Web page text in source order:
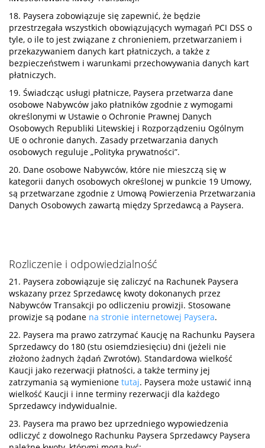
18. Paysera zobowiązuje się zapewnić, że będzie
przestrzegała wszystkich obowiązujących wymagań PCI DSS o
tyle, o ile to jest związane z chronieniem, przetwarzaniem i
przekazywaniem danych kart płatniczych, a także z
bezpieczeństwem i warunkami przechowywania danych kart
płatniczych.
19. Świadcząc usługi płatnicze, Paysera przetwarza dane
osobowe Nabywców jako płatników zgodnie z wymogami
określonymi w Ustawie o Ochronie Prawnej Danych
Osobowych Republiki Litewskiej i Rozporządzeniu Ogólnym
UE o ochronie danych. Zasady przetwarzania danych
osobowych reguluje „Polityka prywatności”.
20. Dane osobowe Nabywców, które nie mieszczą się w
kategorii danych osobowych określonej w punkcie 19 Umowy,
są przetwarzane zgodnie z Umową Powierzenia Przetwarzania
Danych Osobowych zawartą między Sprzedawcą a Paysera.
Rozliczenie i odpowiedzialność
21. Paysera zobowiązuje się zaliczyć na Rachunek Paysera
wskazany przez Sprzedawcę kwoty dokonanych przez
Nabywców Transakcji po odliczeniu prowizji. Stosowane
prowizje są podane na stronie internetowej Paysera.
22. Paysera ma prawo zatrzymać Kaucję na Rachunku Paysera
Sprzedawcy do 180 (stu osiemdziesięciu) dni (jeżeli nie
złożono żadnych żądań Zwrotów). Standardowa wielkość
Kaucji jako rezerwacji płatności, a także terminy jej
zatrzymania są wymienione tutaj. Paysera może ustawić inną
wielkość Kaucji i inne terminy rezerwacji dla każdego
Sprzedawcy indywidualnie.
23. Paysera ma prawo bez uprzedniego wypowiedzenia
odliczyć z dowolnego Rachunku Paysera Sprzedawcy Paysera